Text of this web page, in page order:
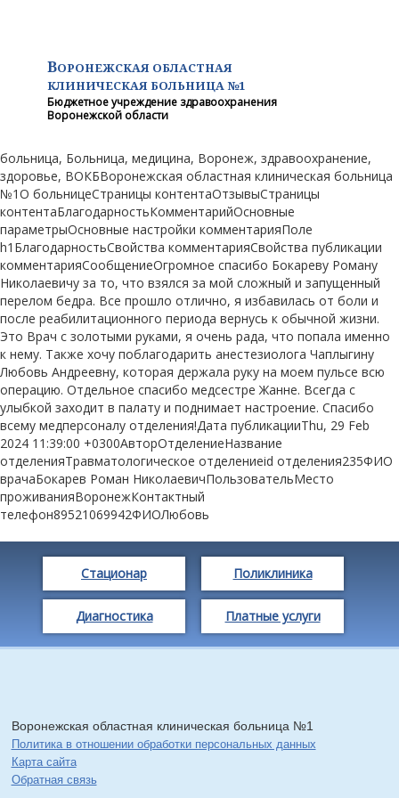
ВОРОНЕЖСКАЯ ОБЛАСТНАЯ
КЛИНИЧЕСКАЯ БОЛЬНИЦА №1
Бюджетное учреждение здравоохранения
Воронежской области
больница, Больница, медицина, Воронеж, здравоохранение,
здоровье, ВОКБВоронежская областная клиническая больница
№1О больницеСтраницы контентаОтзывыСтраницы
контентаБлагодарностьКомментарийОсновные
параметрыОсновные настройки комментарияПоле
h1БлагодарностьСвойства комментарияСвойства публикации
комментарияСообщениеОгромное спасибо Бокареву Роману
Николаевичу за то, что взялся за мой сложный и запущенный
перелом бедра. Все прошло отлично, я избавилась от боли и
после реабилитационного периода вернусь к обычной жизни.
Это Врач с золотыми руками, я очень рада, что попала именно
к нему. Также хочу поблагодарить анестезиолога Чаплыгину
Любовь Андреевну, которая держала руку на моем пульсе всю
операцию. Отдельное спасибо медсестре Жанне. Всегда с
улыбкой заходит в палату и поднимает настроение. Спасибо
всему медперсоналу отделения!Дата публикацииThu, 29 Feb
2024 11:39:00 +0300АвторОтделениеНазвание
отделенияТравматологическое отделениеid отделения235ФИО
врачаБокарев Роман НиколаевичПользовательМесто
проживанияВоронежКонтактный
телефон89521069942ФИОЛюбовь
Стационар Поликлиника
Диагностика Платные услуги
Воронежская областная клиническая больница №1
Политика в отношении обработки персональных данных
Карта сайта
Обратная связь